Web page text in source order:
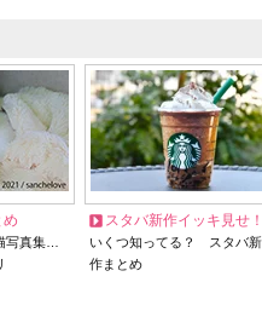
め
写真集…
スタバ新作イッキ見せ！
いくつ知ってる？ スタバ新
作まとめ